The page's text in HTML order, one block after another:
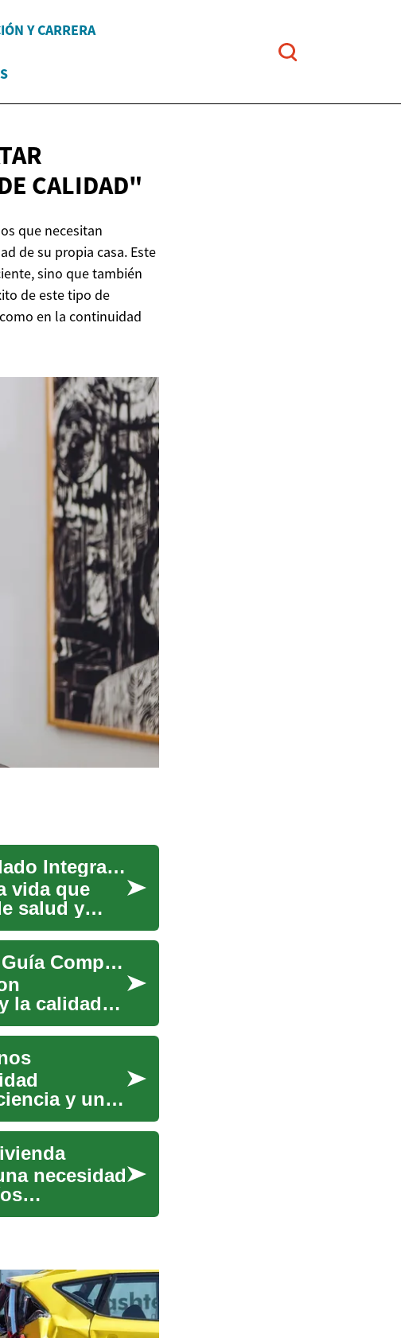
Y CARRERA
CALIDAD"
que necesitan
de su propia casa. Este
sino que también
de este tipo de
en la continuidad
Servicios de Enfermería y Cuidadores: Cuidado Integral para Adultos Mayores
vida que
salud y
Servicios de Enfermería y Cuidadores: Una Guía Completa para el Cuidado de Adultos Mayores
la calidad
y un
necesidad